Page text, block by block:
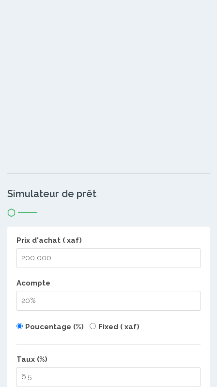
Simulateur de prêt
Prix d'achat ( xaf)
Acompte
Poucentage (%) Fixed ( xaf)
Taux (%)